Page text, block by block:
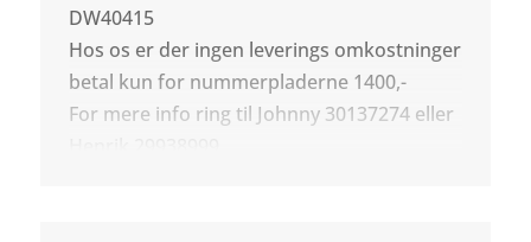
DW40415
Hos os er der ingen leverings omkostninger
betal kun for nummerpladerne 1400,-
For mere info ring til Johnny 30137274 eller